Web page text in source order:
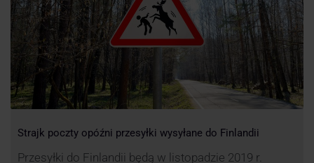
Strajk poczty opóźni przesyłki wysyłane do Finlandii
Przesyłki do Finlandii będą w listopadzie 2019 r.